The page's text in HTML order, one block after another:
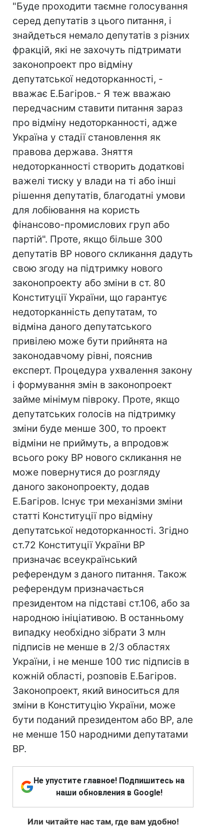
"Буде проходити таємне голосування
серед депутатів з цього питання, і
знайдеться немало депутатів з різних
фракцій, які не захочуть підтримати
законопроект про відміну
депутатської недоторканності, -
вважає Е.Багіров.- Я теж вважаю
передчасним ставити питання зараз
про відміну недоторканності, адже
Україна у стадії становлення як
правова держава. Зняття
недоторканності створить додаткові
важелі тиску у влади на ті або інші
рішення депутатів, благодатні умови
для лобіювання на користь
фінансово-промислових груп або
партій". Проте, якщо більше 300
депутатів ВР нового скликання дадуть
свою згоду на підтримку нового
законопроекту або зміни в ст. 80
Конституції України, що гарантує
недоторканність депутатам, то
відміна даного депутатського
привілею може бути прийнята на
законодавчому рівні, пояснив
експерт. Процедура ухвалення закону
і формування змін в законопроект
займе мінімум півроку. Проте, якщо
депутатських голосів на підтримку
зміни буде менше 300, то проект
відміни не приймуть, а впродовж
всього року ВР нового скликання не
може повернутися до розгляду
даного законопроекту, додав
Е.Багіров. Існує три механізми зміни
статті Конституції про відміну
депутатської недоторканності. Згідно
ст.72 Конституції України ВР
призначає всеукраїнський
референдум з даного питання. Також
референдум призначається
президентом на підставі ст.106, або за
народною ініціативою. В останньому
випадку необхідно зібрати 3 млн
підписів не менше в 2/3 областях
України, і не менше 100 тис підписів в
кожній області, розповів Е.Багіров.
Законопроект, який виноситься для
зміни в Конституцію України, може
бути поданий президентом або ВР, але
не менше 150 народними депутатами
ВР.
Не упустите главное! Подпишитесь на
наши обновления в Google!
Или читайте нас там, где вам удобно!